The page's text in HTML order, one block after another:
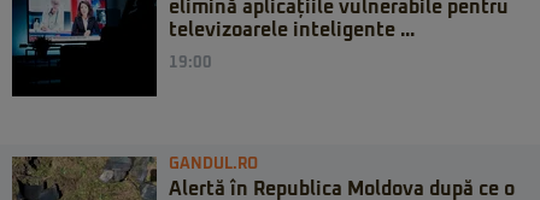
elimină aplicațiile vulnerabile pentru
televizoarele inteligente ...
19:00
GANDUL.RO
Alertă în Republica Moldova după ce o